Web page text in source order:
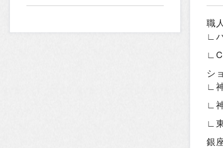
職
∟
シ
∟
∟
∟
銀